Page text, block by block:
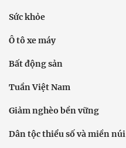
Sức khỏe
Ô tô xe máy
Bất động sản
Tuần Việt Nam
Giảm nghèo bền vững
Dân tộc thiểu số và miền núi